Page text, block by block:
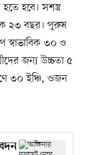
হবে। সশস্ত্র
২৩ বছর। পুরুষ
স্বাভাবিক ৩০ ও
জন্য উচ্চতা ৫
৩০ ইঞ্চি, ওজন